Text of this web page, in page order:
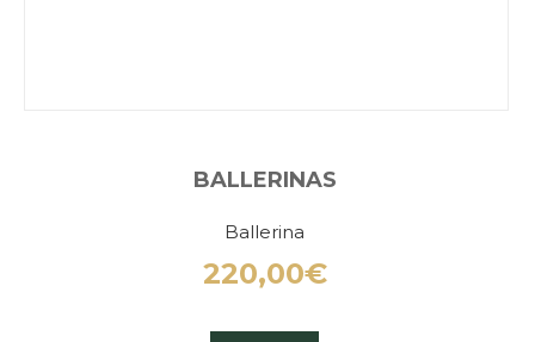
BALLERINAS
Ballerina
220,00€